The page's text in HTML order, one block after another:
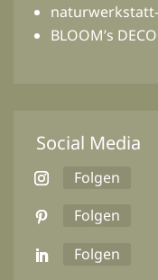
BLOOM’s
Social Media
Folgen
Folgen
Folgen